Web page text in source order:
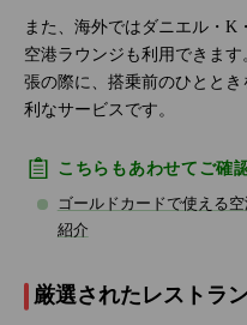
また、海外ではダニエル・K
空港ラウンジも利用できま
張の際に、搭乗前のひとと
利なサービスです。
こちらもあわせてご確
ゴールドカードで使える
紹介
厳選されたレストラ